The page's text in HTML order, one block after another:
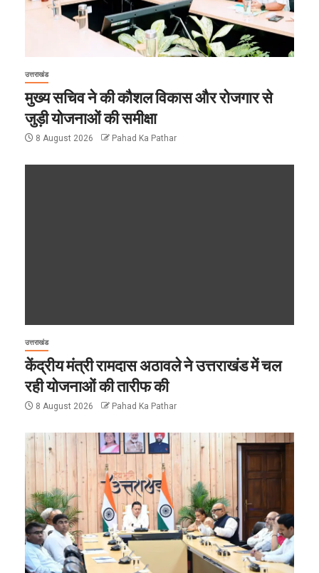
उत्तराखंड
मुख्य सचिव ने की कौशल विकास और रोजगार से
जुड़ी योजनाओं की समीक्षा
8 August 2026 Pahad Ka Pathar
उत्तराखंड
केंद्रीय मंत्री रामदास अठावले ने उत्तराखंड में चल
रही योजनाओं की तारीफ की
8 August 2026 Pahad Ka Pathar